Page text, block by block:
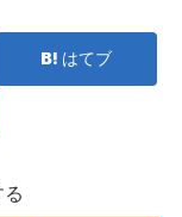
はてブ